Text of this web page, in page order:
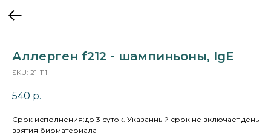
Аллерген f212 - шампиньоны, IgE
SKU: 21-111
540 р.
Cрок исполнения:до 3 суток. Указанный срок не включает день
взятия биоматериала